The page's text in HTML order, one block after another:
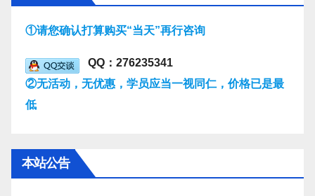
①请您确认打算购买“当天”再行咨询
QQ：276235341
②无活动，无优惠，学员应当一视同仁，价格已是最
低
本站公告